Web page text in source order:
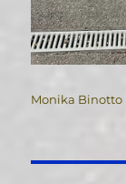
Autor
Monika Binotto